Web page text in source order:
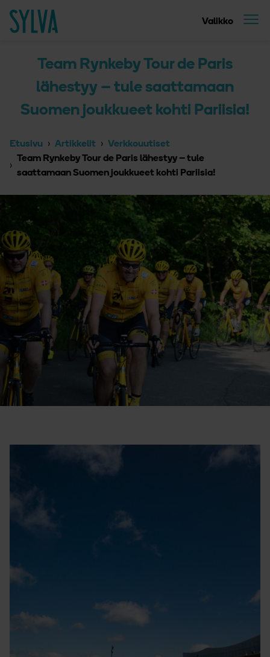
Valikko
Team Rynkeby Tour de Paris
lähestyy – tule saattamaan
Suomen joukkueet kohti Pariisia!
Etusivu Artikkelit
Verkkouutiset
Team Rynkeby Tour de Paris lähestyy – tule
saattamaan Suomen joukkueet kohti Pariisia!